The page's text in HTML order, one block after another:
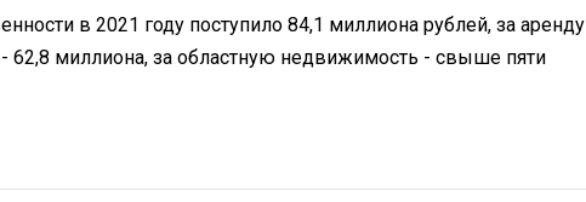
в 2021 году поступило 84,1 миллиона рублей, за аренду
62,8 миллиона, за областную недвижимость - свыше пяти